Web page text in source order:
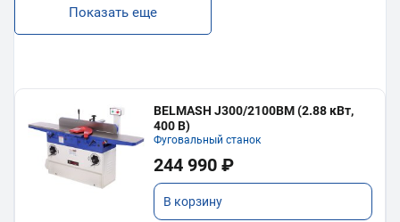
Показать еще
BELMASH J300/2100ВМ (2.88 кВт,
400 В)
Фуговальный станок
244 990 ₽
В корзину